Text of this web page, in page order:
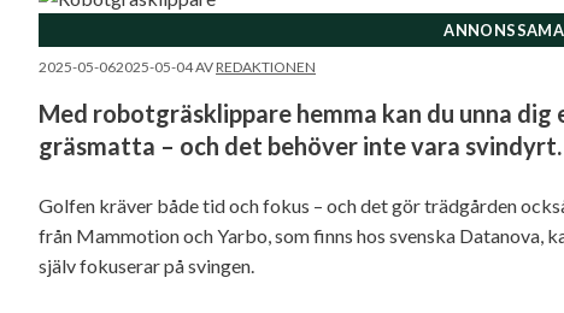
2025-05-062025-05-04AVREDAKTIONEN
Med robotgräsklippare hemma kan du unna
gräsmatta – och det behöver inte vara svindyrt.
Golfen kräver både tid och fokus – och det gör trädgården
från Mammotion och Yarbo, som finns hos svenska Datanova,
själv fokuserar på svingen.